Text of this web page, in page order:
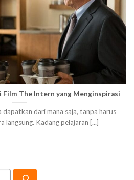
Film The Intern yang Menginspirasi
dapatkan dari mana saja, tanpa harus
langsung. Kadang pelajaran [...]